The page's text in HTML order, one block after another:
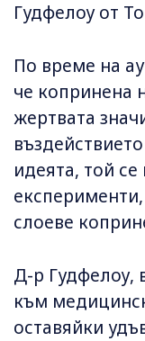
Гудфелоу от
По време на
че копринена
жертвата
идеята, той
слоеве
Д-р Гудфелоу,
към
оставяйки